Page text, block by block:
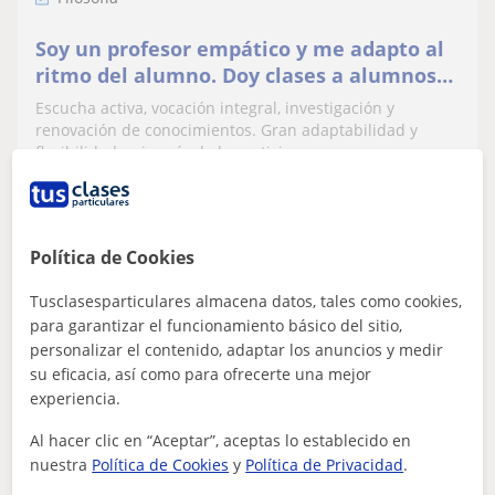
Soy un profesor empático y me adapto al
ritmo del alumno. Doy clases a alumnos
de ESO, bachillerato y universidad
Escucha activa, vocación integral, investigación y
renovación de conocimientos. Gran adaptabilidad y
flexibilidad, primacía de la participa...
12€
Ángela
Política de Cookies
Tusclasesparticulares almacena datos, tales como cookies,
para garantizar el funcionamiento básico del sitio,
personalizar el contenido, adaptar los anuncios y medir
su eficacia, así como para ofrecerte una mejor
experiencia.
Al hacer clic en “Aceptar”, aceptas lo establecido en
nuestra Política de Cookies y Política de Privacidad.